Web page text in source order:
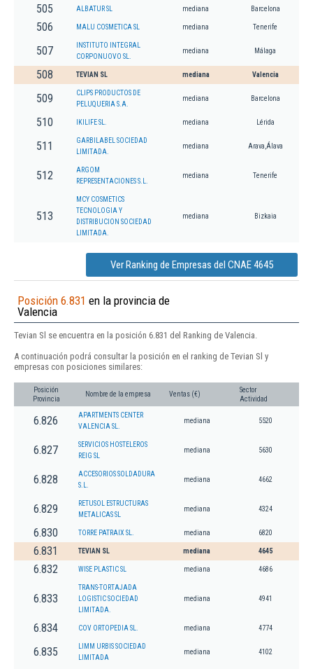
505 ALBATUR SL mediana Barcelona
506 MALU COSMETICA SL mediana Tenerife
507
INSTITUTO INTEGRAL
CORPONUOVO SL.
mediana Málaga
508 TEVIAN SL mediana Valencia
509
CLIPS PRODUCTOS DE
PELUQUERIA S.A.
mediana Barcelona
510 IKILIFE SL. mediana Lérida
511
GARBILABEL SOCIEDAD
LIMITADA.
mediana Arava,Álava
512
ARGOM
REPRESENTACIONES S.L.
mediana Tenerife
513
MCY COSMETICS
TECNOLOGIA Y
DISTRIBUCION SOCIEDAD
LIMITADA.
mediana Bizkaia
Ver Ranking de Empresas del CNAE 4645
Posición 6.831 en la provincia de
Valencia
Tevian Sl se encuentra en la posición 6.831 del Ranking de Valencia.
A continuación podrá consultar la posición en el ranking de Tevian Sl y
empresas con posiciones similares:
Posición
Provincia
Nombre de la empresa Ventas (€)
Sector
Actividad
6.826
APARTMENTS CENTER
VALENCIA SL.
mediana 5520
6.827
SERVICIOS HOSTELEROS
REIG SL
mediana 5630
6.828
ACCESORIOS SOLDADURA
S.L.
mediana 4662
6.829
RETUSOL ESTRUCTURAS
METALICAS SL
mediana 4324
6.830 TORRE PATRAIX SL. mediana 6820
6.831 TEVIAN SL mediana 4645
6.832 WISE PLASTIC SL mediana 4686
6.833
TRANS-TORTAJADA
LOGISTIC SOCIEDAD
LIMITADA.
mediana 4941
6.834 COV ORTOPEDIA SL. mediana 4774
6.835
LIMM URBIS SOCIEDAD
LIMITADA
mediana 4102